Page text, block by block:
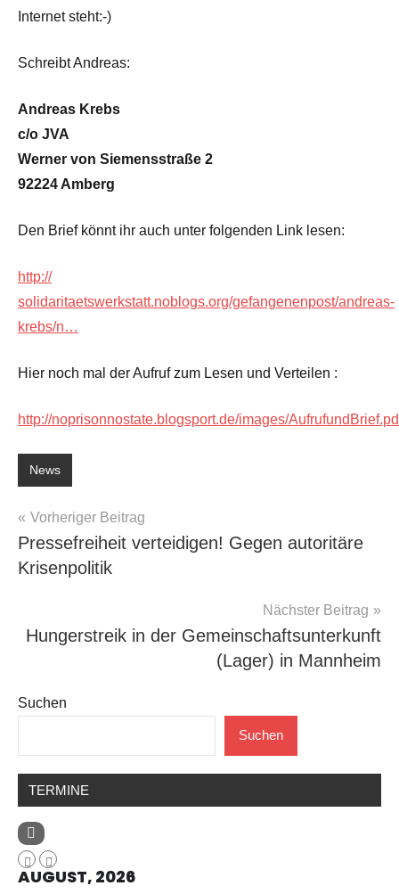
Internet steht:-)
Schreibt Andreas:
Andreas Krebs
c/o JVA
Werner von Siemensstraße 2
92224 Amberg
Den Brief könnt ihr auch unter folgenden Link lesen:
http://
solidaritaetswerkstatt.noblogs.org/gefangenenpost/andreas-
krebs/n…
Hier noch mal der Aufruf zum Lesen und Verteilen :
http://noprisonnostate.blogsport.de/images/
News
Beitragsnavigation
Vorheriger Beitrag
Pressefreiheit verteidigen! Gegen autoritäre
Krisenpolitik
Nächster Beitrag
Hungerstreik in der Gemeinschaftsunterkunft
(Lager) in Mannheim
Suchen
Suchen
TERMINE
AUGUST, 2026